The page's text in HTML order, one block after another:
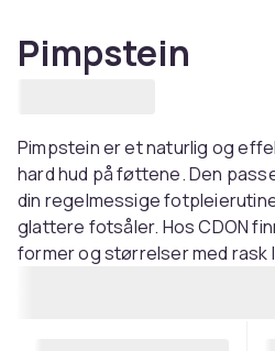
Pimpstein
Pimpstein er et naturlig og
hard hud på føttene. Den
din regelmessige
glattere fotsåler. Hos CDON
former og størrelser med rask